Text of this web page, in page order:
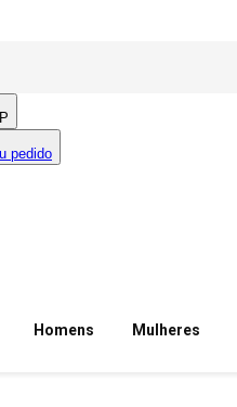
pedido
Homens Mulheres